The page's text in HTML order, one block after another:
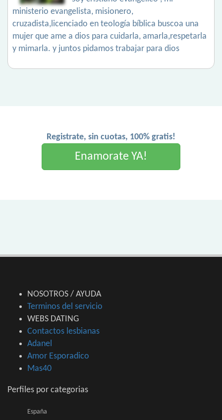
ministerio evangelista, misionero,
cruzadista,licenciado en teología bíblica buscoa una
mujer que ame a dios para cuidarla, amarla,respetarla
y mimarla. y juntos pidamos trabajar para dios
Registrate, sin cuotas, 100% gratis!
Enamorate YA!
NOSOTROS / AYUDA
Terminos del servicio
WEBS DATING
Contactos lesbianas
Adanel
Amor Esporadico
Mas40
Perfiles por categorias
España